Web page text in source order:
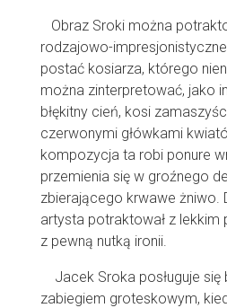
Obraz Sroki można
rodzajowo-
postać kosiarza, którego
można zinterpretować, jako
błękitny cień, kosi
czerwonymi główkami
kompozycja ta robi ponure
przemienia się w groźnego
zbierającego krwawe żniwo.
artysta potraktował z lekkim
z pewną nutką ironii.
Jacek Sroka posługuje się
zabiegiem groteskowym,